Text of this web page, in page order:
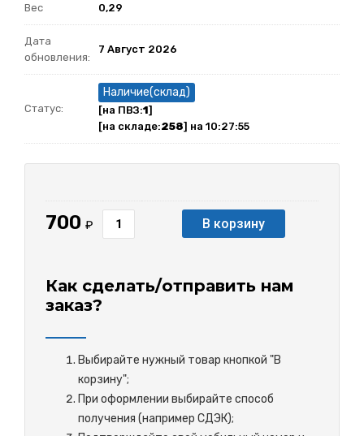
Вес 0,29
Дата
обновления:
7 Август 2026
Статус:
Наличие(склад)
[на ПВЗ:1]
[на складе:258] на 10:27:55
700 ₽ В корзину
Как сделать/отправить нам
заказ?
Выбирайте нужный товар кнопкой "В
корзину";
При оформлении выбирайте способ
получения (например СДЭК);